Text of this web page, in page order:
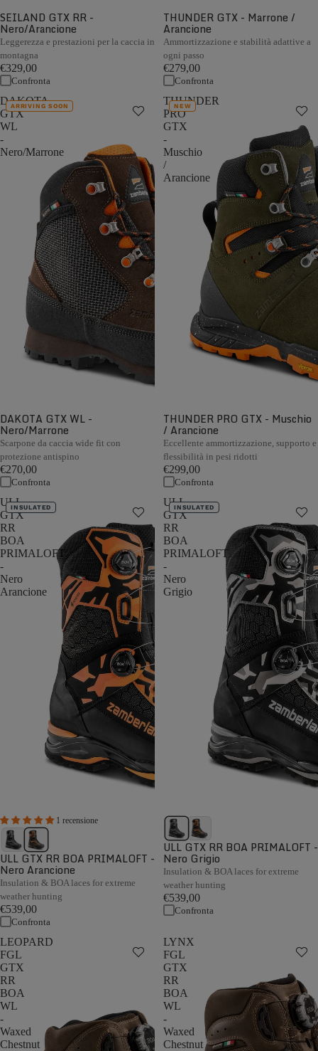
SEILAND GTX RR -
Nero/Arancione
Leggerezza e prestazioni per la caccia in
montagna
€329,00
Confronta
THUNDER GTX - Marrone /
Arancione
Ammortizzazione e stabilità adattive a
ogni passo
€279,00
Confronta
DAKOTA
GTX
WL
-
Nero/Marrone
ARRIVING SOON
DAKOTA GTX WL -
Nero/Marrone
Scarpone da caccia wide fit con
protezione antispino
€270,00
Confronta
THUNDER
PRO
GTX
-
Muschio
/
Arancione
NEW
THUNDER PRO GTX - Muschio
/ Arancione
Eccellente ammortizzazione, supporto e
flessibilità in pesi ridotti
€299,00
Confronta
ULL
GTX
RR
BOA
PRIMALOFT
-
Nero
Arancione
1 recensione
INSULATED
ULL GTX RR BOA PRIMALOFT -
Nero Arancione
Insulation & BOA laces for extreme
weather hunting
€539,00
Confronta
ULL
GTX
RR
BOA
PRIMALOFT
-
Nero
Grigio
INSULATED
ULL GTX RR BOA PRIMALOFT -
Nero Grigio
Insulation & BOA laces for extreme
weather hunting
€539,00
Confronta
LEOPARD
FGL
GTX
RR
BOA
WL
-
Waxed
Chestnut
LYNX
FGL
GTX
RR
BOA
WL
-
Waxed
Chestnut